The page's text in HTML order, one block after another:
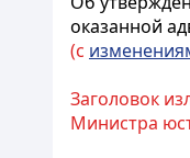
оказанной
(с
Заголовок
Министра